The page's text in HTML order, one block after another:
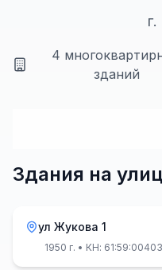
г.
4
зданий
Здания на
ул Жукова 1
1950 г. • КН: